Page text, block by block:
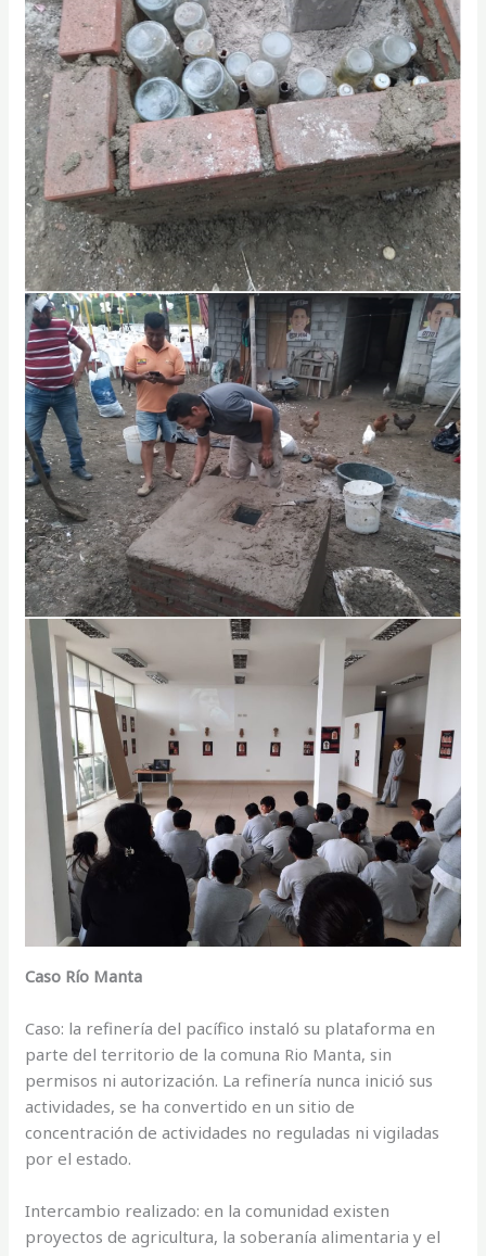
Caso Río Manta
Caso: la refinería del pacífico instaló su plataforma en
parte del territorio de la comuna Rio Manta, sin
permisos ni autorización. La refinería nunca inició sus
actividades, se ha convertido en un sitio de
concentración de actividades no reguladas ni vigiladas
por el estado.
Intercambio realizado: en la comunidad existen
proyectos de agricultura, la soberanía alimentaria y el